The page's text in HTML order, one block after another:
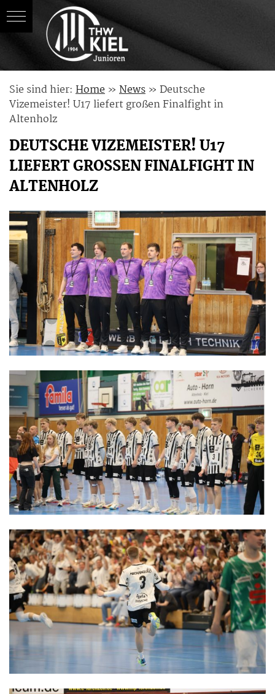
content
Sie sind hier: Home » News » Deutsche
Vizemeister! U17 liefert großen Finalfight in
Altenholz
DEUTSCHE VIZEMEISTER! U17
LIEFERT GROSSEN FINALFIGHT IN A
LTENHOLZ